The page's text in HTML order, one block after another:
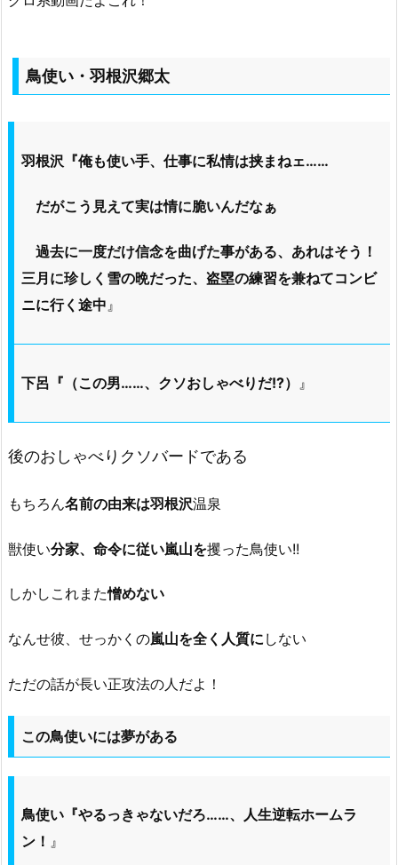
鳥使い・羽根沢郷太
羽根沢『俺も使い手、仕事に私情は挟まねェ……
だがこう見えて実は情に脆いんだなぁ
過去に一度だけ信念を曲げた事がある、あれはそう！
三月に珍しく雪の晩だった、盗塁の練習を兼ねてコンビ
ニに行く途中 』
下呂『（この男……、クソおしゃべりだ!?） 』
後のおしゃべりクソバードである
もちろん名前の由来は羽根沢温泉
獣使い分家、命令に従い嵐山を攫った鳥使い!!
しかしこれまた憎めない
なんせ彼、せっかくの嵐山を全く人質に しない
ただの話が長い正攻法の人だよ！
この鳥使いには夢がある
鳥使い『やるっきゃないだろ……、人生逆転ホームラ
ン！ 』